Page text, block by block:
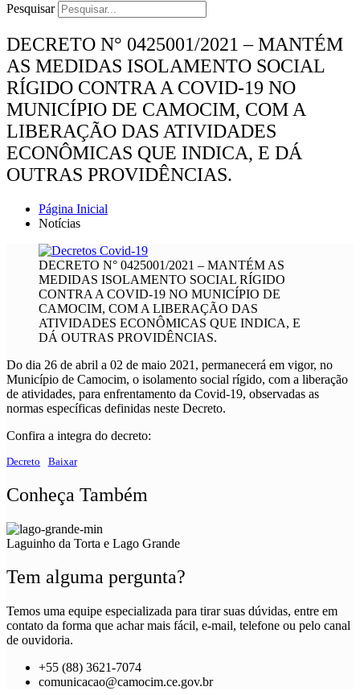
Pesquisar
DECRETO N° 0425001/2021 – MANTÉM
AS MEDIDAS ISOLAMENTO SOCIAL
RÍGIDO CONTRA A COVID-19 NO
MUNICÍPIO DE CAMOCIM, COM A
LIBERAÇÃO DAS ATIVIDADES
ECONÔMICAS QUE INDICA, E DÁ
OUTRAS PROVIDÊNCIAS.
Página Inicial
Notícias
DECRETO N° 0425001/2021 – MANTÉM AS
MEDIDAS ISOLAMENTO SOCIAL RÍGIDO
CONTRA A COVID-19 NO MUNICÍPIO DE
CAMOCIM, COM A LIBERAÇÃO DAS
ATIVIDADES ECONÔMICAS QUE INDICA, E
DÁ OUTRAS PROVIDÊNCIAS.
Do dia 26 de abril a 02 de maio 2021, permanecerá em vigor, no
Município de Camocim, o isolamento social rígido, com a liberação
de atividades, para enfrentamento da Covid-19, observadas as
normas específicas definidas neste Decreto.
Confira a integra do decreto:
Decreto Baixar
Conheça Também
Laguinho da Torta e Lago Grande
Tem alguma pergunta?
Temos uma equipe especializada para tirar suas dúvidas, entre em
contato da forma que achar mais fácil, e-mail, telefone ou pelo canal
de ouvidoria.
+55 (88) 3621-7074
comunicacao@camocim.ce.gov.br